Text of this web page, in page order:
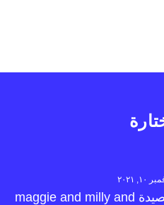
١٠, ٢٠٢١
قصيدة maggie and milly and